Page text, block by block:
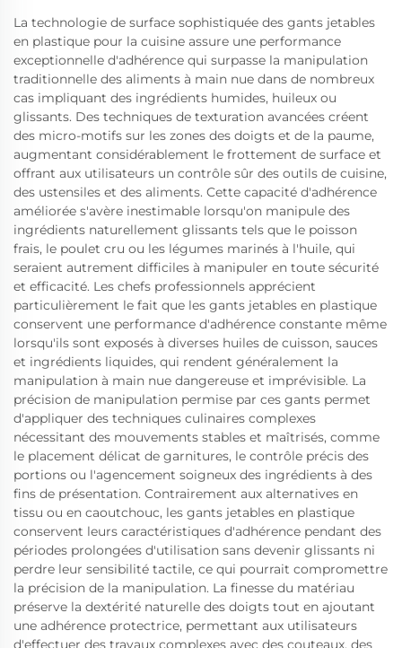
La technologie de surface sophistiquée des gants jetables
en plastique pour la cuisine assure une performance
exceptionnelle d'adhérence qui surpasse la manipulation
traditionnelle des aliments à main nue dans de nombreux
cas impliquant des ingrédients humides, huileux ou
glissants. Des techniques de texturation avancées créent
des micro-motifs sur les zones des doigts et de la paume,
augmentant considérablement le frottement de surface et
offrant aux utilisateurs un contrôle sûr des outils de cuisine,
des ustensiles et des aliments. Cette capacité d'adhérence
améliorée s'avère inestimable lorsqu'on manipule des
ingrédients naturellement glissants tels que le poisson
frais, le poulet cru ou les légumes marinés à l'huile, qui
seraient autrement difficiles à manipuler en toute sécurité
et efficacité. Les chefs professionnels apprécient
particulièrement le fait que les gants jetables en plastique
conservent une performance d'adhérence constante même
lorsqu'ils sont exposés à diverses huiles de cuisson, sauces
et ingrédients liquides, qui rendent généralement la
manipulation à main nue dangereuse et imprévisible. La
précision de manipulation permise par ces gants permet
d'appliquer des techniques culinaires complexes
nécessitant des mouvements stables et maîtrisés, comme
le placement délicat de garnitures, le contrôle précis des
portions ou l'agencement soigneux des ingrédients à des
fins de présentation. Contrairement aux alternatives en
tissu ou en caoutchouc, les gants jetables en plastique
conservent leurs caractéristiques d'adhérence pendant des
périodes prolongées d'utilisation sans devenir glissants ni
perdre leur sensibilité tactile, ce qui pourrait compromettre
la précision de la manipulation. La finesse du matériau
préserve la dextérité naturelle des doigts tout en ajoutant
une adhérence protectrice, permettant aux utilisateurs
d'effectuer des travaux complexes avec des couteaux, des